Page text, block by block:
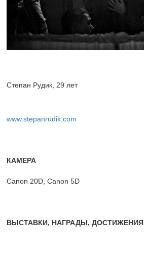
Степан Рудик, 29 лет
www.stepanrudik.com
КАМЕРА
Canon 20D, Canon 5D
ВЫСТАВКИ, НАГРАДЫ, ДОСТИЖЕНИЯ